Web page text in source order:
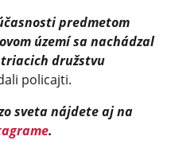
predmetom
území sa nachádzal
družstvu
policajti.
sveta nájdete aj na
.